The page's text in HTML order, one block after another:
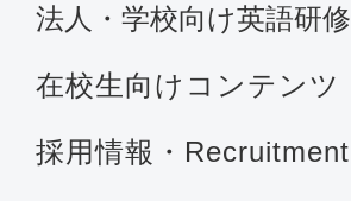
法人・学校向け英語研修
在校生向けコンテンツ
採用情報・Recruitment